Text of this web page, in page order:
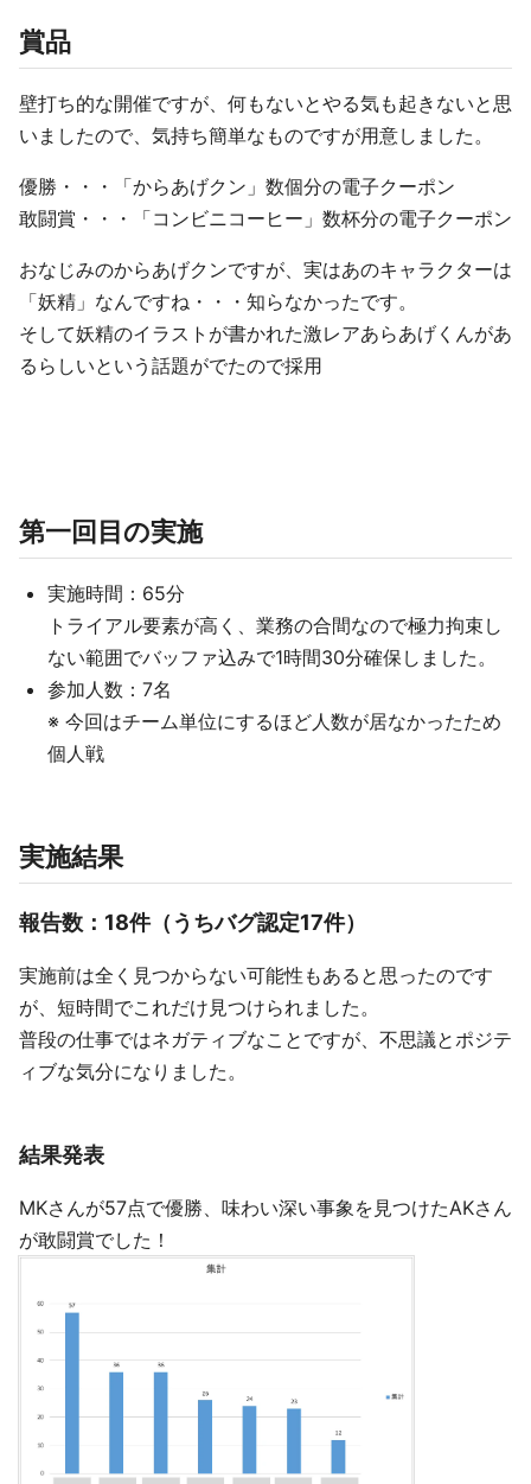
賞品
壁打ち的な開催ですが、何もないとやる気も起きないと思
いましたので、気持ち簡単なものですが用意しました。
優勝・・・「からあげクン」数個分の電子クーポン
敢闘賞・・・「コンビニコーヒー」数杯分の電子クーポン
おなじみのからあげクンですが、実はあのキャラクターは
「妖精」なんですね・・・知らなかったです。
そして妖精のイラストが書かれた激レアあらあげくんがあ
るらしいという話題がでたので採用
第一回目の実施
実施時間：65分
トライアル要素が高く、業務の合間なので極力拘束し
ない範囲でバッファ込みで1時間30分確保しました。
参加人数：7名
※ 今回はチーム単位にするほど人数が居なかったため
個人戦
実施結果
報告数：18件（うちバグ認定17件）
実施前は全く見つからない可能性もあると思ったのです
が、短時間でこれだけ見つけられました。
普段の仕事ではネガティブなことですが、不思議とポジテ
ィブな気分になりました。
結果発表
MKさんが57点で優勝、味わい深い事象を見つけたAKさん
が敢闘賞でした！